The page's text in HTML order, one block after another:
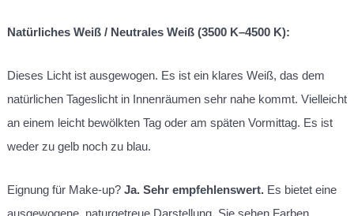
Natürliches Weiß / Neutrales Weiß (3500 K–4500 K):
Dieses Licht ist ausgewogen. Es ist ein klares Weiß, das dem
natürlichen Tageslicht in Innenräumen sehr nahe kommt. Vielleicht
an einem leicht bewölkten Tag oder am späten Vormittag. Es ist
weder zu gelb noch zu blau.
Eignung für Make-up? Ja. Sehr empfehlenswert. Es bietet eine
ausgewogene, naturgetreue Darstellung. Sie sehen Farben